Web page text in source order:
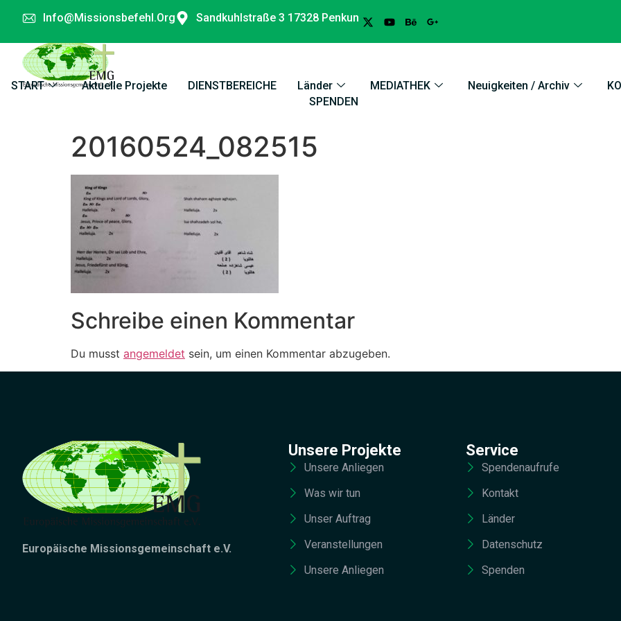
Info@missionsbefehl.org Sandkuhlstraße 3 17328 Penkun
START Aktuelle Projekte DIENSTBEREICHE Länder MEDIATHEK Neuigkeiten / Archiv
SPENDEN
20160524_082515
Schreibe einen Kommentar
Du musst angemeldet sein, um einen Kommentar abzugeben.
Europäische Missionsgemeinschaft e.V.
Unsere Projekte
Unsere Anliegen
Was wir tun
Unser Auftrag
Veranstellungen
Unsere Anliegen
Service
Spendenaufrufe
Kontakt
Länder
Datenschutz
Spenden